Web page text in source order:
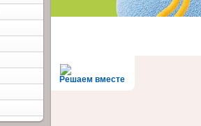
Решаем вместе